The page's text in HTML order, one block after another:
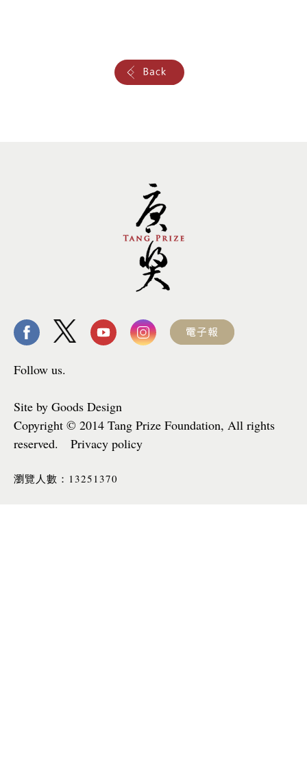
Follow us.
Site by Goods Design
Copyright © 2014 Tang Prize Foundation, All rights
reserved. Privacy policy
瀏覽人數： 13251370